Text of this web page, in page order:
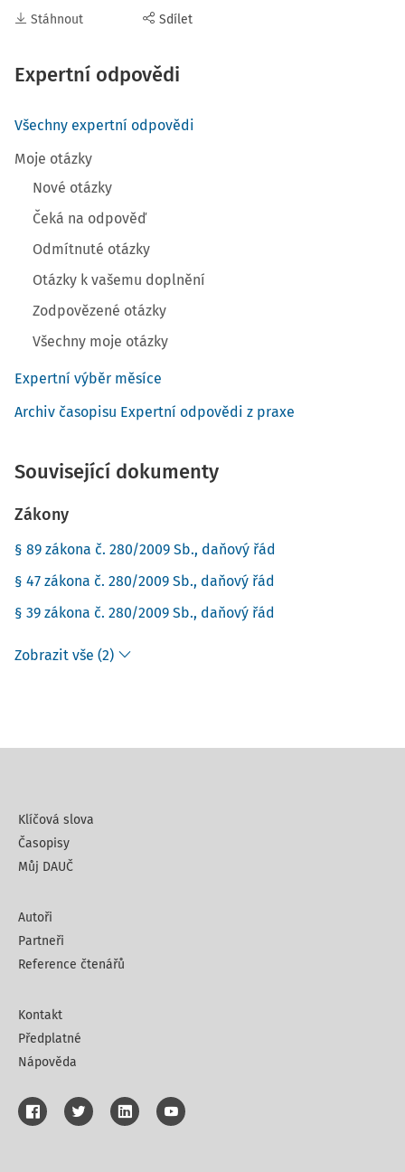
Stáhnout Sdílet
Expertní odpovědi
Všechny expertní odpovědi
Moje otázky
Nové otázky
Čeká na odpověď
Odmítnuté otázky
Otázky k vašemu doplnění
Zodpovězené otázky
Všechny moje otázky
Expertní výběr měsíce
Archiv časopisu Expertní odpovědi z praxe
Související dokumenty
Zákony
§ 89 zákona č. 280/2009 Sb., daňový řád
§ 47 zákona č. 280/2009 Sb., daňový řád
§ 39 zákona č. 280/2009 Sb., daňový řád
Zobrazit vše (2)
Klíčová slova
Časopisy
Můj DAUČ
Autoři
Partneři
Reference čtenářů
Kontakt
Předplatné
Nápověda